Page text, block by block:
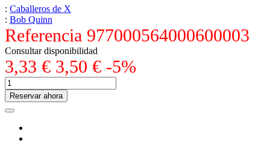
: Caballeros de X
: Bob Quinn
Referencia 977000564000600003
Consultar disponibilidad
3,33 € 3,50 € -5%
Reservar ahora